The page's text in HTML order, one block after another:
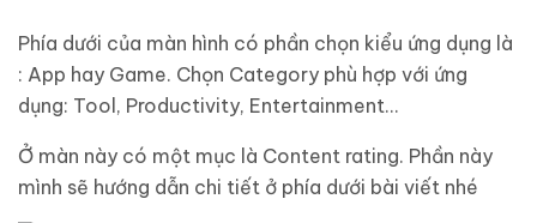
Phía dưới của màn hình có phần chọn kiểu ứng dụng là
: App hay Game. Chọn Category phù hợp với ứng
dụng: Tool, Productivity, Entertainment…
Ở màn này có một mục là Content rating. Phần này
mình sẽ hướng dẫn chi tiết ở phía dưới bài viết nhé